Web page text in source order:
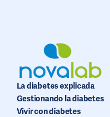
La diabetes explicada
Gestionando la diabetes
Vivir con diabetes